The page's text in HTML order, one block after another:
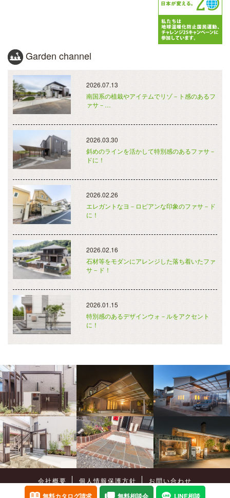
Garden channel
2026.07.13
南国系の植栽やアイテムでリゾ－ト感のあるフ
ァサ－…
2026.03.30
斜めのラインを活かして特別感のあるファサ－
ドに！
2026.02.26
エレガントなヨ－ロピアンな印象のファサ－ド
に！
2026.02.16
石材等をモダンにアレンジした落ち着いたファ
サ－ド！
2026.01.15
特別感のあるデザインウォ－ルをアクセント
に！
会社概要 個人情報保護方針
お問い合わせ
Copyright©癒樹工房All Rights Reserved.
無料カタログ請求 無料相談会 LINE相談